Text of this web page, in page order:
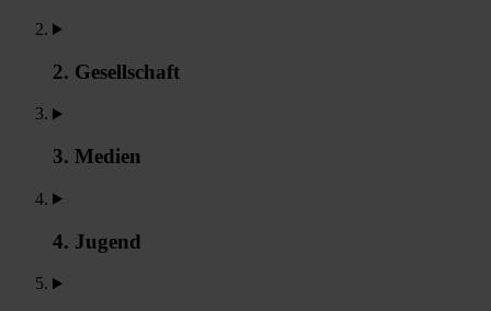
2. Gesellschaft
3. Medien
4. Jugend